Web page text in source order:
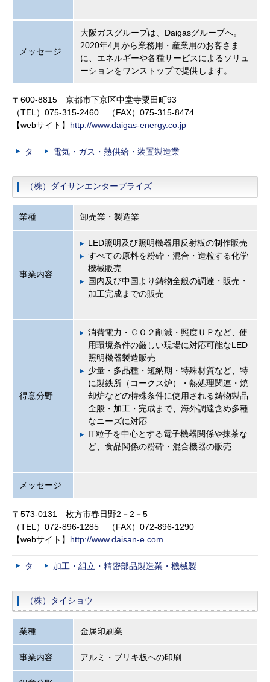
メッセージ
大阪ガスグループは、Daigasグループへ。
2020年4月から業務用・産業用のお客さま
に、エネルギーや各種サービスによるソリュ
ーションをワンストップで提供します。
〒600-8815 京都市下京区中堂寺粟田町93
（TEL）075-315-2460 （FAX）075-315-8474
【webサイト】 http://www.daigas-energy.co.jp
タ 電気・ガス・熱供給・装置製造業
（株）ダイサンエンタープライズ
業種 卸売業・製造業
事業内容
LED照明及び照明機器用反射板の制作販売
すべての原料を粉砕・混合・造粒する化学
機械販売
国内及び中国より鋳物全般の調達・販売・
加工完成までの販売
得意分野
消費電力・ＣＯ２削減・照度ＵＰなど、使
用環境条件の厳しい現場に対応可能なLED
照明機器製造販売
少量・多品種・短納期・特殊材質など、特
に製鉄所（コークス炉）・熱処理関連・焼
却炉などの特殊条件に使用される鋳物製品
全般・加工・完成まで、海外調達含め多種
なニーズに対応
IT粒子を中心とする電子機器関係や抹茶な
ど、食品関係の粉砕・混合機器の販売
メッセージ
〒573-0131 枚方市春日野2－2－5
（TEL）072-896-1285 （FAX）072-896-1290
【webサイト】 http://www.daisan-e.com
タ 加工・組立・精密部品製造業・機械製
（株）タイショウ
業種 金属印刷業
事業内容 アルミ・ブリキ板への印刷